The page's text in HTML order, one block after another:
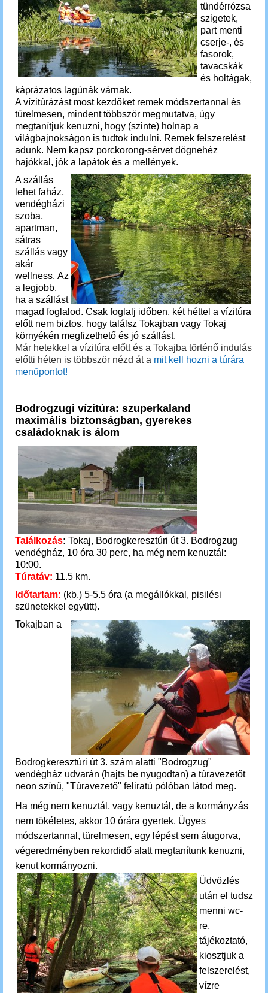
tündérrózsa
szigetek,
part menti
cserje-, és
fasorok,
tavacskák
és holtágak,
káprázatos lagúnák várnak.
A vízitúrázást most kezdőket remek módszertannal és
türelmesen, mindent többször megmutatva, úgy
megtanítjuk kenuzni, hogy (szinte) holnap a
világbajnokságon is tudtok indulni. Remek felszerelést
adunk. Nem kapsz porckorong-sérvet dögnehéz
hajókkal, jók a lapátok és a mellények.
A szállás
lehet faház,
vendégházi
szoba,
apartman,
sátras
szállás vagy
akár
wellness. Az
a legjobb,
ha a szállást
magad foglalod. Csak foglalj időben, két héttel a vízitúra
előtt nem biztos, hogy találsz Tokajban vagy Tokaj
környékén megfizethető és jó szállást.
Már hetekkel a vízitúra előtt és a Tokajba történő indulás
előtti héten is többször nézd át a mit kell hozni a túrára
menüpontot!
Bodrogzugi vízitúra: szuperkaland
maximális biztonságban, gyerekes
családoknak is álom
Találkozás: Tokaj, Bodrogkeresztúri út 3. Bodrogzug
vendégház, 10 óra 30 perc, ha még nem kenuztál:
10:00.
Túratáv: 11.5 km.
Időtartam: (kb.) 5-5.5 óra (a megállókkal, pisilési
szünetekkel együtt).
Tokajban a
Bodrogkeresztúri út 3. szám alatti "Bodrogzug"
vendégház udvarán (hajts be nyugodtan) a túravezetőt
neon színű, "Túravezető" feliratú pólóban látod meg.
Ha még nem kenuztál, vagy kenuztál, de a kormányzás
nem tökéletes, akkor 10 órára gyertek. Ügyes
módszertannal, türelmesen, egy lépést sem átugorva,
végeredményben rekordidő alatt megtanítunk kenuzni,
kenut kormányozni.
Üdvözlés
után el tudsz
menni wc-
re,
tájékoztató,
kiosztjuk a
felszerelést,
vízre